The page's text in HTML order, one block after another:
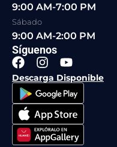
9:00 AM-7:00 PM
Sábado
9:00 AM-2:00 PM
Síguenos
F
a
c
e
b
o
o
I
n
s
t
a
g
r
Y
o
u
t
u
b
e
Descarga Disponible